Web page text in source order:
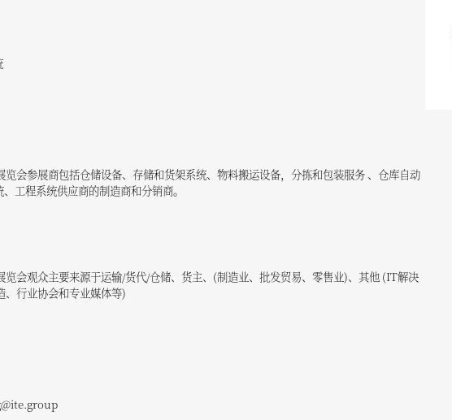
会参展商包括仓储设备、存储和货架系统、物料搬运设备，分拣和包装服务 、仓库自动
工程系统供应商的制造商和分销商。
览会观众主要来源于运输/货代/仓储、货主、(制造业、批发贸易、零售业)、其他 (IT解决
、行业协会和专业媒体等)